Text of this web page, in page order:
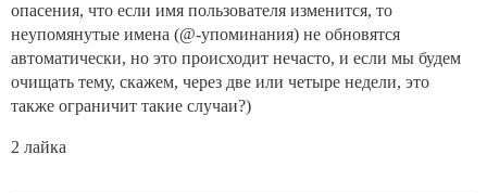
опасения, что если имя пользователя изменится, то
неупомянутые имена (@-упоминания) не обновятся
автоматически, но это происходит нечасто, и если мы будем
очищать тему, скажем, через две или четыре недели, это
также ограничит такие случаи?)
2 лайка